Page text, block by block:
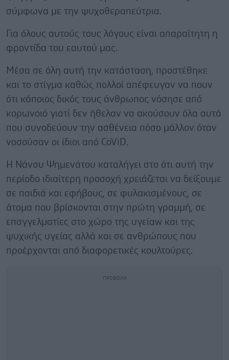
σύμφωνα με την ψυχοθεραπεύτρια.
Για όλους αυτούς τους λόγους είναι απαραίτητη η
φροντίδα του εαυτού μας.
Μέσα σε όλη αυτή την κατάσταση, προστέθηκε
και το στίγμα καθώς πολλοί απέφευγαν να πουν
ότι κάποιος δικός τους άνθρωπος νόσησε από
κορωνοιό γιατί δεν ήθελαν να ακούσουν όλα αυτά
που συνοδεύουν την ασθένεια πόσο μάλλον όταν
νοσούσαν οι ίδιοι από CoViD.
Η Νάνσυ Ψημενάτου καταλήγει στο ότι αυτή την
περίοδο ιδιαίτερη προσοχή χρειάζεται να δείξουμε
σε παιδιά και εφήβους, σε φυλακισμένους, σε
άτομα που βρίσκονται στην πρώτη γραμμή, σε
επαγγελματίες στο χώρο της υγείαw και της
ψυχικής υγείας αλλά και σε ανθρώπους που
προέρχονται από διαφορετικές κουλτούρες.